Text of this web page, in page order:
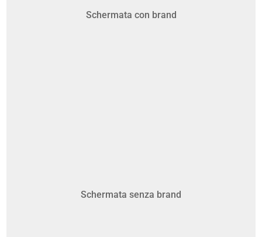
Schermata con brand
Schermata senza brand